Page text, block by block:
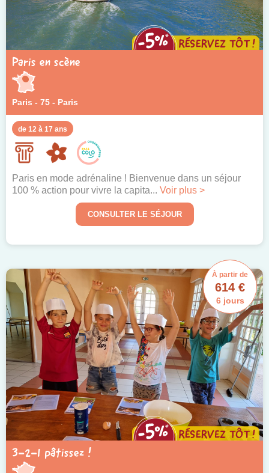
Paris en scène
Paris - 75 - Paris
de 12 à 17 ans
Paris en mode adrénaline ! Bienvenue dans un séjour
100 % action pour vivre la capita... Voir plus >
CONSULTER LE SÉJOUR
3-2-1 pâtissez !
À partir de
614 €
6 jours